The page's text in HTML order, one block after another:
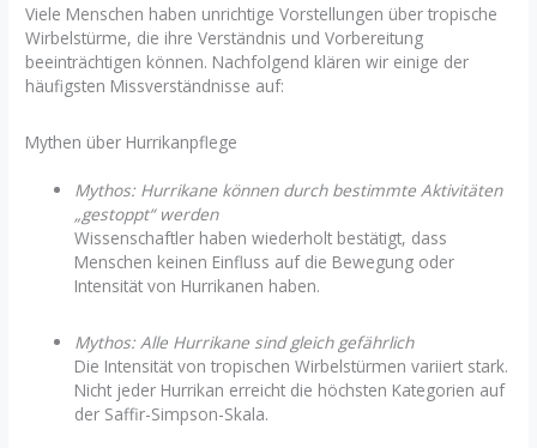
Viele Menschen haben unrichtige Vorstellungen über tropische
Wirbelstürme, die ihre Verständnis und Vorbereitung
beeinträchtigen können. Nachfolgend klären wir einige der
häufigsten Missverständnisse auf:
Mythen über Hurrikanpflege
Mythos: Hurrikane können durch bestimmte Aktivitäten
„gestoppt“ werden
Wissenschaftler haben wiederholt bestätigt, dass
Menschen keinen Einfluss auf die Bewegung oder
Intensität von Hurrikanen haben.
Mythos: Alle Hurrikane sind gleich gefährlich
Die Intensität von tropischen Wirbelstürmen variiert stark.
Nicht jeder Hurrikan erreicht die höchsten Kategorien auf
der Saffir-Simpson-Skala.